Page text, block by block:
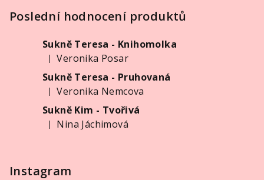
Poslední hodnocení produktů
Sukně Teresa - Knihomolka
Hodnocení produktu je 5 z 5 hvězdiček.
|
Veronika Posar
Sukně Teresa - Pruhovaná
Hodnocení produktu je 5 z 5 hvězdiček.
|
Veronika Nemcova
Sukně Kim - Tvořivá
Hodnocení produktu je 5 z 5 hvězdiček.
| Nina Jáchimová
Instagram